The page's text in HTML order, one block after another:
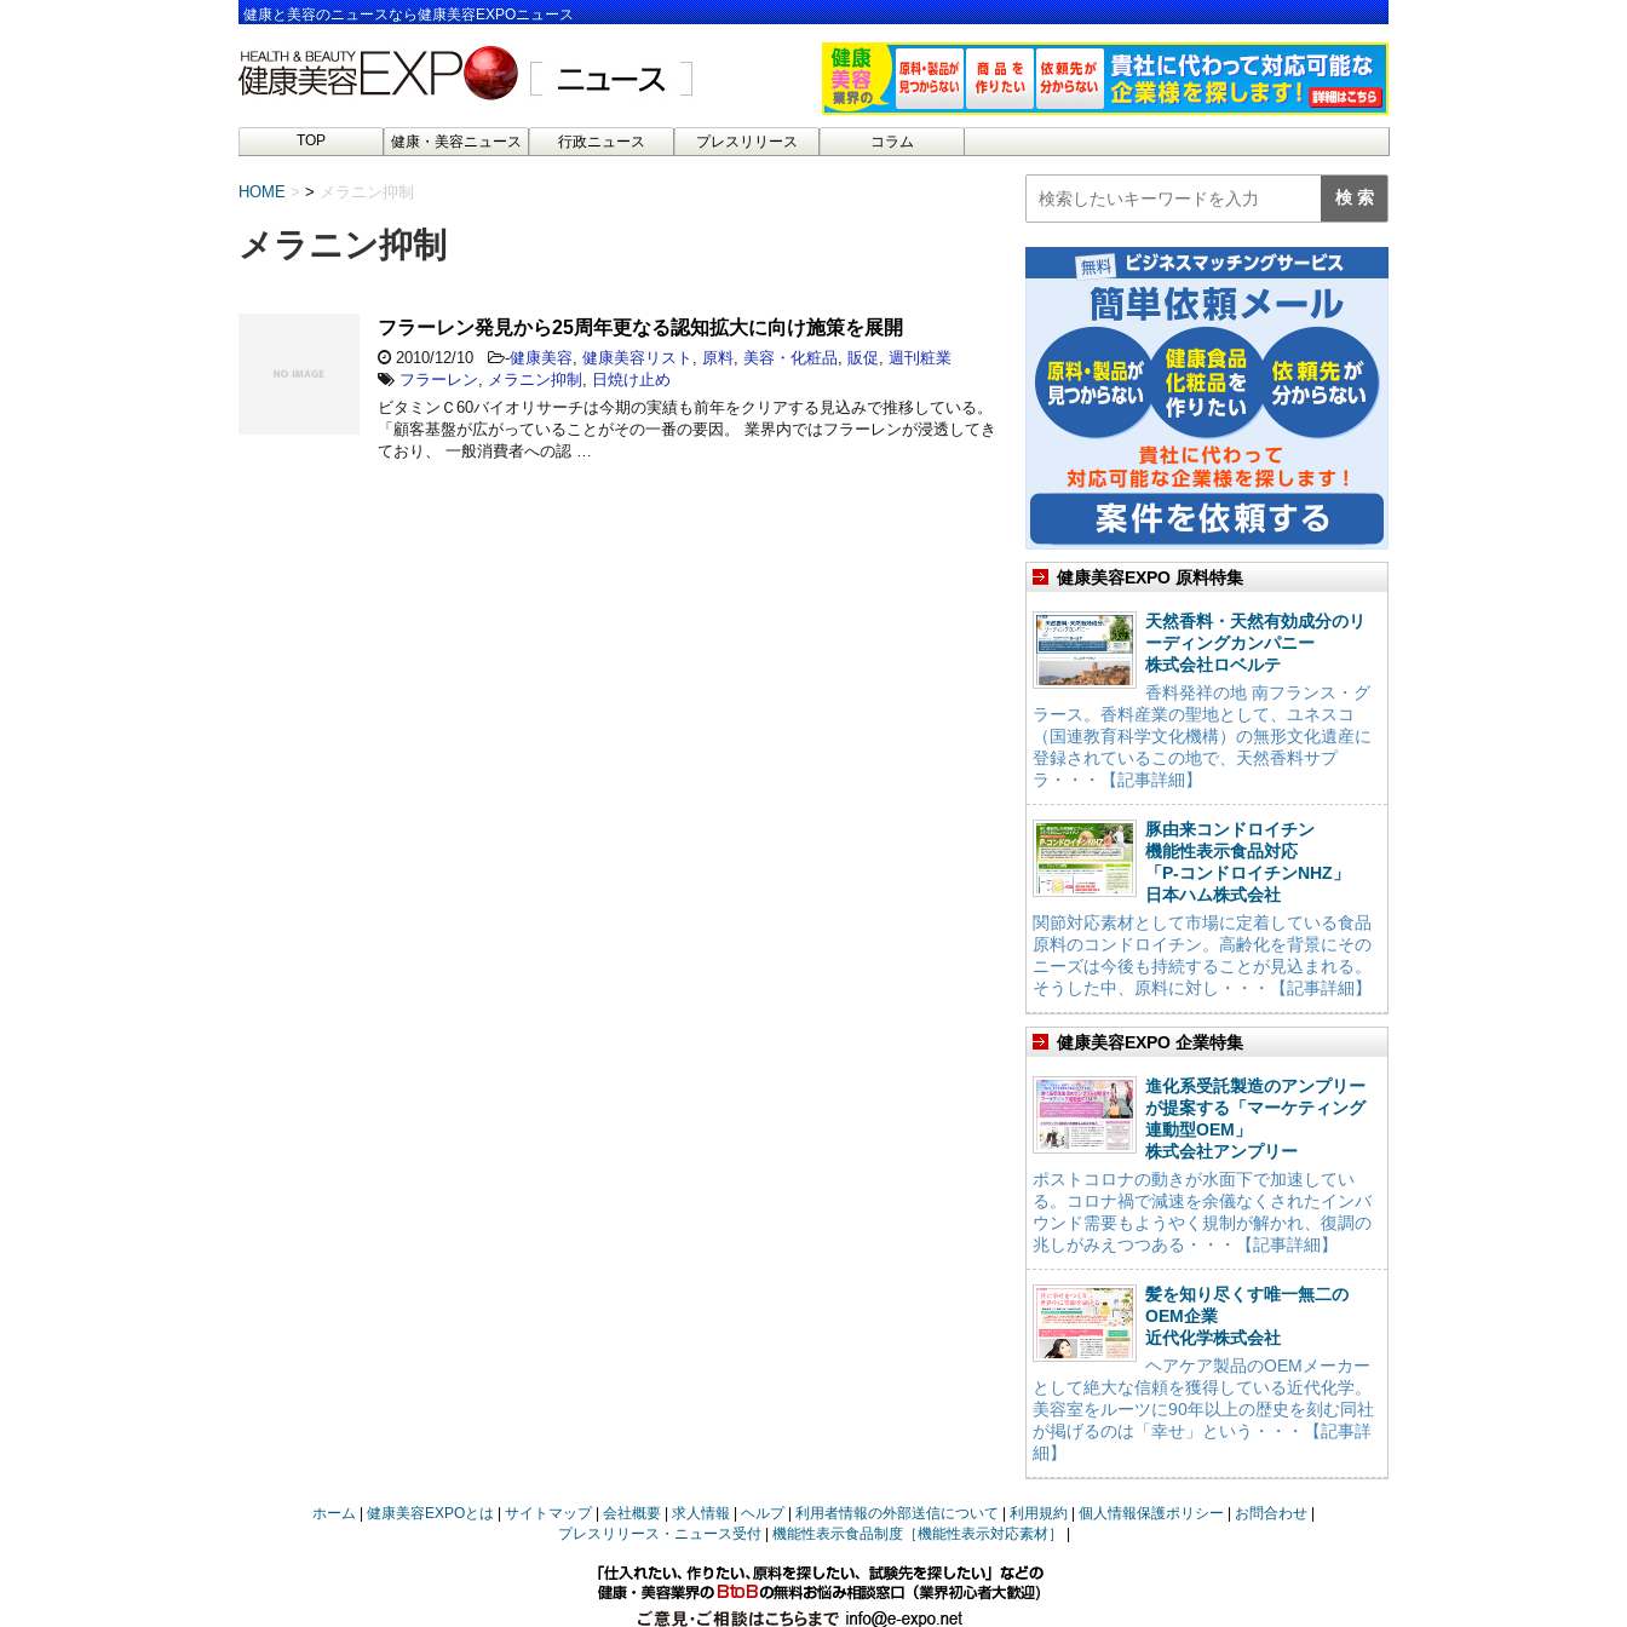
健康と美容のニュースなら健康美容EXPOニュース
TOP 健康・美容ニュース 行政ニュース プレスリリース コラム
HOME > メラニン抑制
メラニン抑制
フラーレン発見から25周年更なる認知拡大に向け施策を展開
2010/12/10 -健康美容 健康美容リスト 原料 美容・化粧品 販促 週刊粧業
フラーレン
メラニン抑制
日焼け止め
ビタミンＣ60バイオリサーチは今期の実績も前年をクリアする見込みで推移している。
「顧客基盤が広がっていることがその一番の要因。 業界内ではフラーレンが浸透してき
ており、 一般消費者への認 …
健康美容EXPO 原料特集
天然香料・天然有効成分のリ
ーディングカンパニー
株式会社ロベルテ
香料発祥の地 南フランス・グ
ラース。香料産業の聖地として、ユネスコ
（国連教育科学文化機構）の無形文化遺産に
登録されているこの地で、天然香料サプ
ラ・・・【記事詳細】
豚由来コンドロイチン
機能性表示食品対応
「P-コンドロイチンNHZ」
日本ハム株式会社
関節対応素材として市場に定着している食品
原料のコンドロイチン。高齢化を背景にその
ニーズは今後も持続することが見込まれる。
そうした中、原料に対し・・・【記事詳細】
健康美容EXPO 企業特集
進化系受託製造のアンプリー
が提案する「マーケティング
連動型OEM」
株式会社アンプリー
ポストコロナの動きが水面下で加速してい
る。コロナ禍で減速を余儀なくされたインバ
ウンド需要もようやく規制が解かれ、復調の
兆しがみえつつある・・・【記事詳細】
髪を知り尽くす唯一無二の
OEM企業
近代化学株式会社
ヘアケア製品のOEMメーカー
として絶大な信頼を獲得している近代化学。
美容室をルーツに90年以上の歴史を刻む同社
が掲げるのは「幸せ」という・・・【記事詳
細】
ホーム 健康美容EXPOとは サイトマップ 会社概要 求人情報 ヘルプ 利用者情報の外部送信について 利用規約 個人情報保護ポリシー
お問合わせ
プレスリリース・ニュース受付
機能性表示食品制度［機能性表示対応素材］